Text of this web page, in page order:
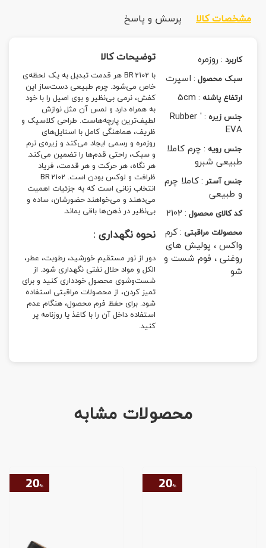
مشخصات کالا پرسش و پاسخ
کاربرد :روزمره
سبک محصول :اسپرت
ارتفاع پاشنه :
5cm
جنس زیره :
Rubber '
EVA
جنس رویه :چرم کاملا
طبیعی شبرو
جنس آستر :کاملا چرم
و طبیعی
کد کالای محصول :
2102
محصولات مراقبتی :کرم
واکس ، پولیش های
روغنی ، فوم شست و
شو
توضیحات کالا
با BR 2102 هر قدمت تبدیل به یک لحظه‌ی
خاص می‌شود. چرم طبیعی دست‌ساز این
کفش، نرمی بی‌نظیر و بوی اصیل را با خود
به همراه دارد و لمس آن مثل نوازش
لطیف‌ترین پارچه‌هاست. طراحی کلاسیک و
ظریف، هماهنگی کامل با استایل‌های
روزمره و رسمی ایجاد می‌کند و زیره‌ی نرم
و سبک، راحتی قدم‌ها را تضمین می‌کند.
هر نگاه، هر حرکت و هر قدمت، فریاد
ظرافت و لوکس بودن است. BR 2102
انتخاب زنانی است که به جزئیات اهمیت
می‌دهند و می‌خواهند حضورشان، ساده و
بی‌نظیر در ذهن‌ها باقی بماند.
نحوه نگهداری :
دور از نور مستقیم خورشید، رطوبت، عطر،
الکل و مواد حلال نفتی نگهداری شود. از
شست‌وشوی محصول خودداری کنید و برای
تمیز کردن، از محصولات مراقبتی استفاده
شود. برای حفظ فرم محصول، هنگام عدم
استفاده داخل آن را با کاغذ یا روزنامه پر
کنید.
محصولات مشابه